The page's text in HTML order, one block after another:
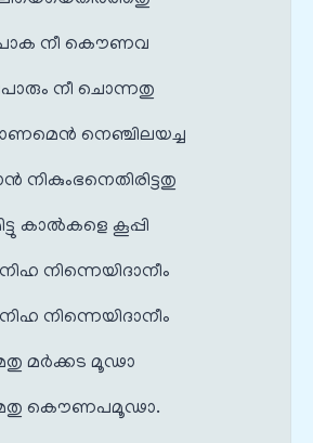
നീ കൌണവ
നീ ചൊന്നതു
നെഞ്ചിലയച്ച
നികുംഭനെതിരിട്ടതു
കാല്‍കളെ കൂപ്പി
നിന്നെയിദാനീം
നിന്നെയിദാനീം
മര്‍ക്കട മൂഢാ
കൌണപമൂഢാ.